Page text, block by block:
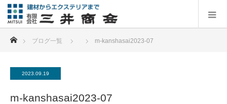
ブログ一覧 m-kanshasai2023-07
2023.09.19
m-kanshasai2023-07